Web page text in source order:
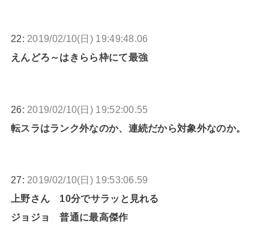
22: 2019/02/10(日) 19:49:48.06
えんどろ～はきらら枠にて最強
26: 2019/02/10(日) 19:52:00.55
転スラはランク外なのか、連続だから対象外なのか。
27: 2019/02/10(日) 19:53:06.59
上野さん 10分でサラッと見れる
ジョジョ 普通に最高傑作